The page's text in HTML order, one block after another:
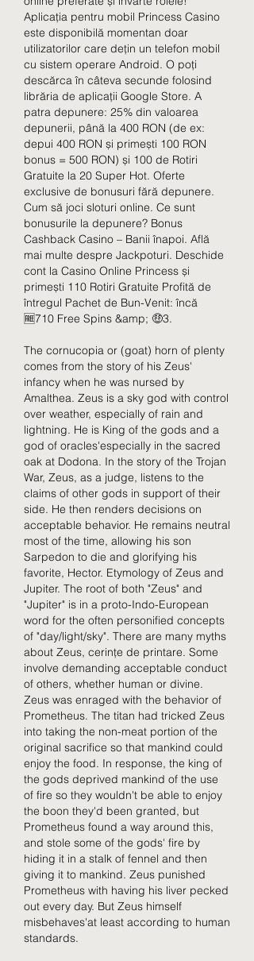
Aplicația pentru mobil Princess Casino
este disponibilă momentan doar
utilizatorilor care dețin un telefon mobil
cu sistem operare Android. O poți
descărca în câteva secunde folosind
librăria de aplicații Google Store. A
patra depunere: 25% din valoarea
depunerii, până la 400 RON (de ex:
depui 400 RON și primești 100 RON
bonus = 500 RON) și 100 de Rotiri
Gratuite la 20 Super Hot. Oferte
exclusive de bonusuri fără depunere.
Cum să joci sloturi online. Ce sunt
bonusurile la depunere? Bonus
Cashback Casino – Banii înapoi. Află
mai multe despre Jackpoturi. Deschide
cont la Casino Online Princess și
primești 110 Rotiri Gratuite ️Profită de
întregul Pachet de Bun-Venit: încă
🆓710 Free Spins &amp; 🤑3.
The cornucopia or (goat) horn of plenty
comes from the story of his Zeus'
infancy when he was nursed by
Amalthea. Zeus is a sky god with control
over weather, especially of rain and
lightning. He is King of the gods and a
god of oracles'especially in the sacred
oak at Dodona. In the story of the Trojan
War, Zeus, as a judge, listens to the
claims of other gods in support of their
side. He then renders decisions on
acceptable behavior. He remains neutral
most of the time, allowing his son
Sarpedon to die and glorifying his
favorite, Hector. Etymology of Zeus and
Jupiter. The root of both "Zeus" and
"Jupiter" is in a proto-Indo-European
word for the often personified concepts
of "day/light/sky". There are many myths
about Zeus, cerințe de printare. Some
involve demanding acceptable conduct
of others, whether human or divine.
Zeus was enraged with the behavior of
Prometheus. The titan had tricked Zeus
into taking the non-meat portion of the
original sacrifice so that mankind could
enjoy the food. In response, the king of
the gods deprived mankind of the use
of fire so they wouldn't be able to enjoy
the boon they'd been granted, but
Prometheus found a way around this,
and stole some of the gods' fire by
hiding it in a stalk of fennel and then
giving it to mankind. Zeus punished
Prometheus with having his liver pecked
out every day. But Zeus himself
misbehaves'at least according to human
standards.